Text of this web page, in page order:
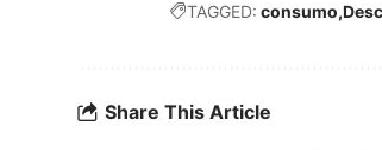
TAGGED: consumo
Share This Article